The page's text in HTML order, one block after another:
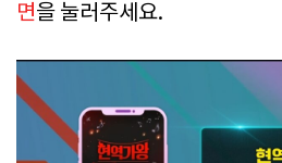
면을 눌러주세요.